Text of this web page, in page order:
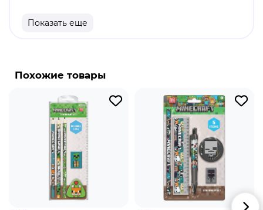
продукт.
у которой нет сюжета и ограничений в
и даже целые миры из виртуальных 3D-блоков.
Основа игры - исследование процедурно
сгенерированного открытого мира, состоящего
из блоков. Игроки начинают с пустыми руками,
но постепенно, добывая ресурсы, создают
инструменты, оружие и другие предметы,
которые помогают выживать и развиваться.
Показать еще
Похожие товары